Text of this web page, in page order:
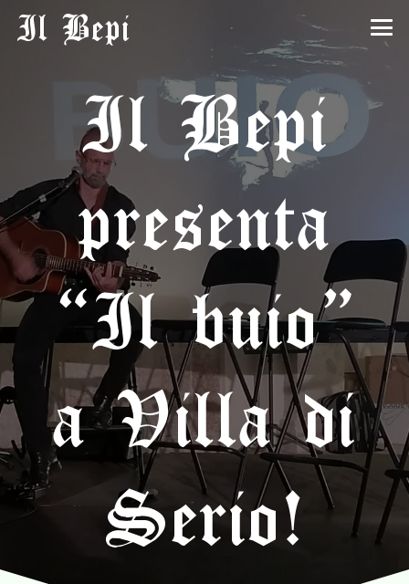
Il Bepi
Il Bepi
presenta
“Il buio”
a Villa di
Serio!